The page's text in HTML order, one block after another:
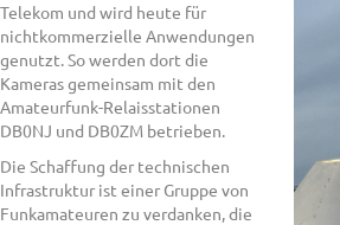
Telekom und wird heute für
nichtkommerzielle Anwendungen
genutzt. So werden dort die
Kameras gemeinsam mit den
Amateurfunk-Relaisstationen
DB0NJ und DB0ZM betrieben.
Die Schaffung der technischen
Infrastruktur ist einer Gruppe von
Funkamateuren zu verdanken, die